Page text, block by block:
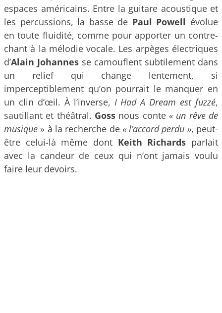
espaces américains. Entre la guitare acoustique et
les percussions, la basse de Paul Powell évolue
en toute fluidité, comme pour apporter un contre-
chant à la mélodie vocale. Les arpèges électriques
d’Alain Johannes se camouflent subtilement dans
un relief qui change lentement, si
imperceptiblement qu’on pourrait le manquer en
un clin d’œil. À l’inverse, I Had A Dream est fuzzé,
sautillant et théâtral. Goss nous conte « un rêve de
musique » à la recherche de « l’accord perdu », peut-
être celui-là même dont Keith Richards parlait
avec la candeur de ceux qui n’ont jamais voulu
faire leur devoirs.